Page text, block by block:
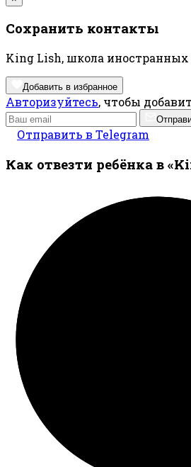
Сохранить контакты
King Lish, школа
Добавить в избранное
Авторизуйтесь, чтобы
Отправить в Telegram
Как отвезти ребёнка в